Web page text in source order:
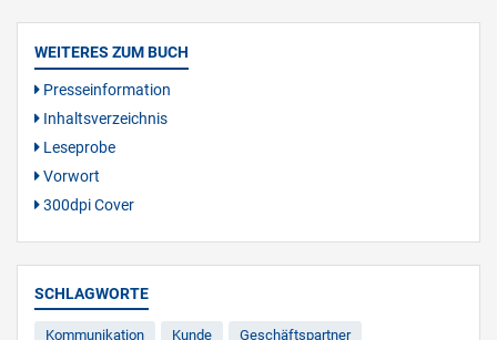
WEITERES ZUM BUCH
Presseinformation
Inhaltsverzeichnis
Leseprobe
Vorwort
300dpi Cover
SCHLAGWORTE
Kommunikation Kunde Geschäftspartner